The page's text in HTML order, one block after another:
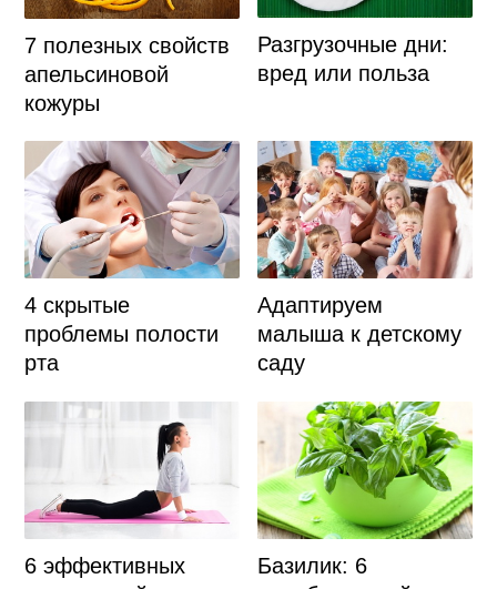
7 полезных свойств
апельсиновой
кожуры
Разгрузочные дни:
вред или польза
4 скрытые
проблемы полости
рта
Адаптируем
малыша к детскому
саду
6 эффективных
Базилик: 6